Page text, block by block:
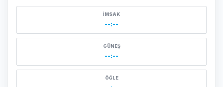
İMSAK
--:--
GÜNEŞ
--:--
ÖĞLE